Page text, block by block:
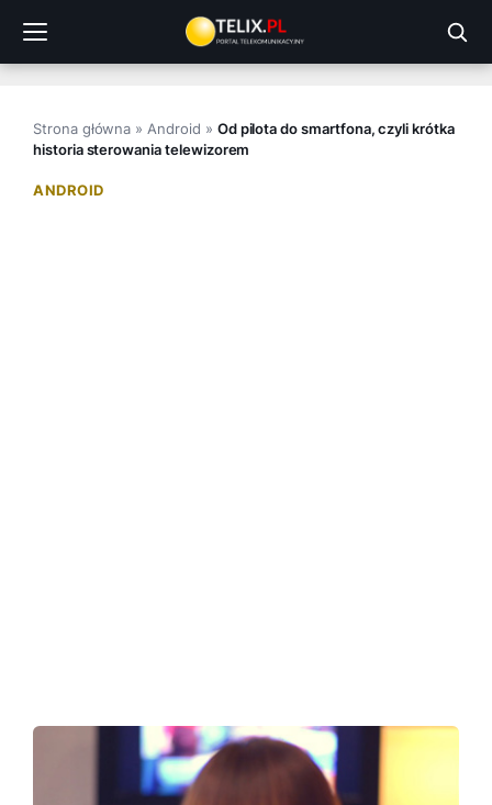
treści
Strona główna » Android » Od pilota do smartfona, czyli krótka
historia sterowania telewizorem
ANDROID